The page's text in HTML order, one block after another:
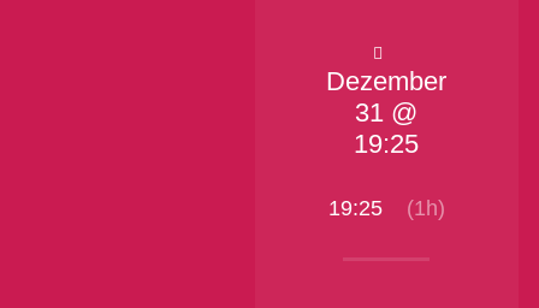
Dezember
31 @
19:25
19:25 (1h)